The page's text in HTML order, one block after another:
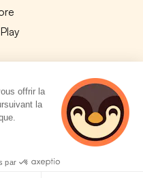
droits réservés.
offrir la
la
par
4 personnes
consultent
actuellement cette